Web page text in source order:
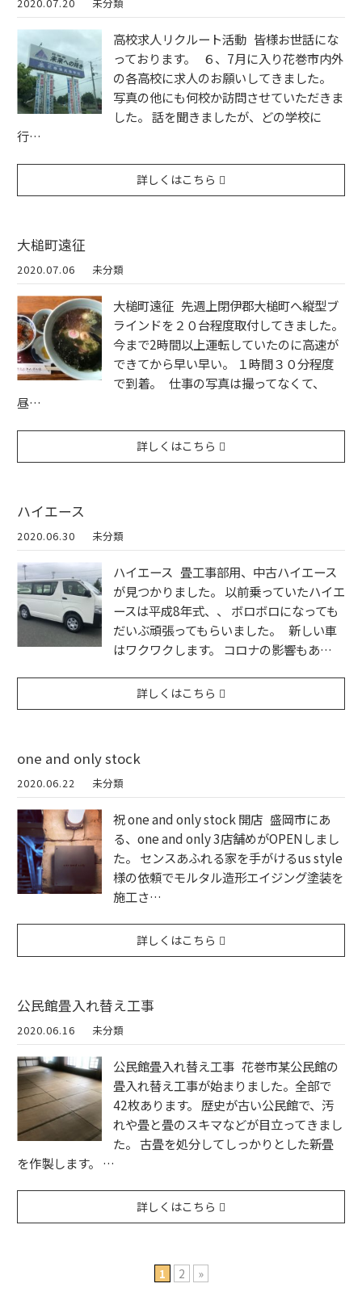
高校求人リクルート活動 皆様お世話にな
っております。 ６、7月に入り花巻市内外
の各高校に求人のお願いしてきました。
写真の他にも何校か訪問させていただきま
した。 話を聞きましたが、どの学校に
行…
詳しくはこちら
大槌町遠征
2020.07.06 未分類
大槌町遠征 先週上閉伊郡大槌町へ縦型ブ
ラインドを２０台程度取付してきました。
今まで2時間以上運転していたのに高速が
できてから早い早い。 １時間３０分程度
で到着。 仕事の写真は撮ってなくて、
昼…
詳しくはこちら
ハイエース
2020.06.30 未分類
ハイエース 畳工事部用、中古ハイエース
が見つかりました。 以前乗っていたハイエ
ースは平成8年式、、 ボロボロになっても
だいぶ頑張ってもらいました。 新しい車
はワクワクします。 コロナの影響もあ…
詳しくはこちら
one and only stock
2020.06.22 未分類
祝 one and only stock 開店 盛岡市にあ
る、one and only 3店舗めがOPENしまし
た。 センスあふれる家を手がけるus style
様の依頼でモルタル造形エイジング塗装を
施工さ…
詳しくはこちら
公民館畳入れ替え工事
2020.06.16 未分類
公民館畳入れ替え工事 花巻市某公民館の
畳入れ替え工事が始まりました。全部で
42枚あります。 歴史が古い公民館で、汚
れや畳と畳のスキマなどが目立ってきまし
た。 古畳を処分してしっかりとした新畳
を作製します。 …
詳しくはこちら
1 2 »